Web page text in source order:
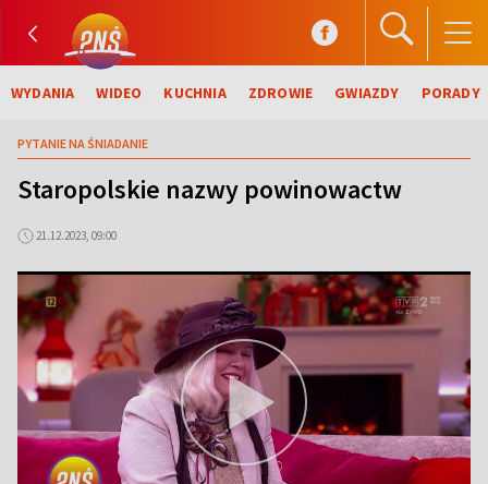
WYDANIA WIDEO KUCHNIA ZDROWIE GWIAZDY PORADY
PYTANIE NA ŚNIADANIE
Staropolskie nazwy powinowactw
21.12.2023, 09:00